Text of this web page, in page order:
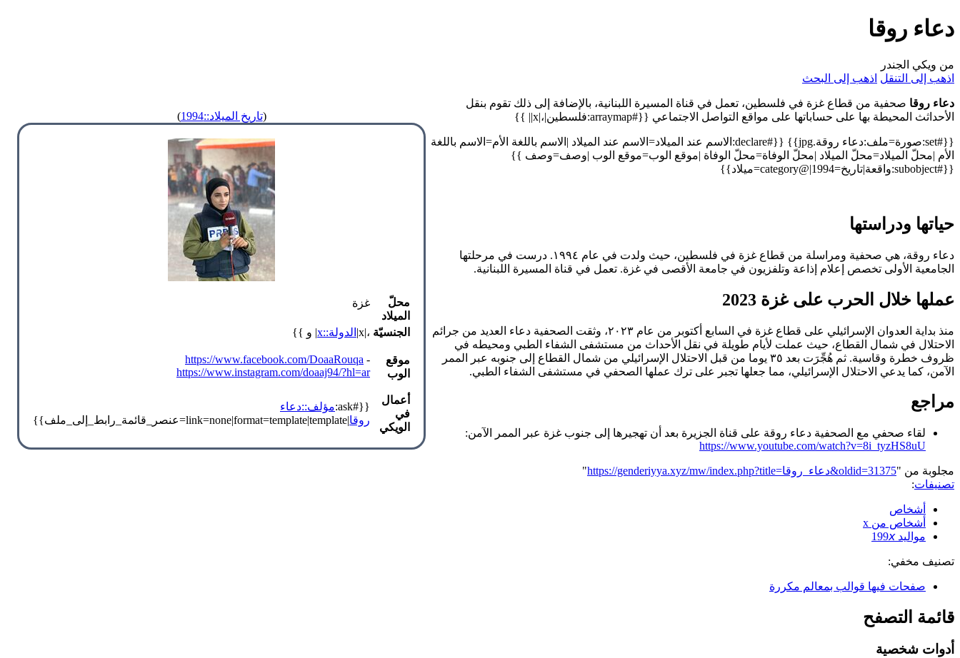
دعاء روقا
من ويكي الجندر
اذهب إلى التنقل اذهب إلى البحث
(تاريخ الميلاد::1994 )
محلّ
الميلاد
غزة
الجنسيّة ،|x| الدولة::x | و }}
موقع
الوب
https://www.facebook.com/DoaaRouqa -
https://www.instagram.com/doaaj94/?hl=ar
أعمال
في
الويكي
{{#ask:
مؤلف::دعاء
روقا|link=none|format=template|template=عنصر_قائمة_رابط_إلى_ملف}}
دعاء روقا صحفية من قطاع غزة في فلسطين، تعمل في قناة المسيرة اللبنانية، بالإضافة إلى ذلك تقوم بنقل
الأحداثث المحيطة بها على حساباتها على مواقع التواصل الاجتماعي {{#arraymap:فلسطين|،|x|| }}
{{#set:صورة=ملف:دعاء روقة.jpg}} {{#declare:الاسم عند الميلاد=الاسم عند الميلاد |الاسم باللغة الأم=الاسم باللغة
الأم |محلّ الميلاد=محلّ الميلاد |محلّ الوفاة=محلّ الوفاة |موقع الوب=موقع الوب |وصف=وصف }}
{{#subobject:واقعة|تاريخ=1994|@category=ميلاد}}
حياتها ودراستها
دعاء روقة، هي صحفية ومراسلة من قطاع غزة في فلسطين، حيث ولدت في عام ١٩٩٤. درست في مرحلتها
الجامعية الأولى تخصص إعلام إذاعة وتلفزيون في جامعة الأقصى في غزة. تعمل في قناة المسيرة اللبنانية.
عملها خلال الحرب على غزة 2023
منذ بداية العدوان الإسرائيلي على قطاع غزة في السابع أكتوبر من عام ٢٠٢٣، وثقت الصحفية دعاء العديد من جرائم
الاحتلال في شمال القطاع، حيث عملت لأيام طويلة في نقل الأحداث من مستشفى الشفاء الطبي ومحيطه في
ظروف خطرة وقاسية. ثم هُجِّرَت بعد ٣٥ يوما من قبل الاحتلال الإسرائيلي من شمال القطاع إلى جنوبه عبر الممر
الآمن، كما يدعي الاحتلال الإسرائيلي، مما جعلها تجبر على ترك عملها الصحفي في مستشفى الشفاء الطبي.
مراجع
لقاء صحفي مع الصحفية دعاء روقة على قناة الجزيرة بعد أن تهجيرها إلى جنوب غزة عبر الممر الآمن:
https://www.youtube.com/watch?v=8i_tyzHS8uU
مجلوبة من "https://genderiyya.xyz/mw/index.php?title=دعاء_روقا&oldid=31375
"
تصنيفات:
أشخاص
أشخاص من x
مواليد 199𝘹
تصنيف مخفي:
صفحات فيها قوالب بمعالم مكررة
قائمة التصفح
أدوات شخصية